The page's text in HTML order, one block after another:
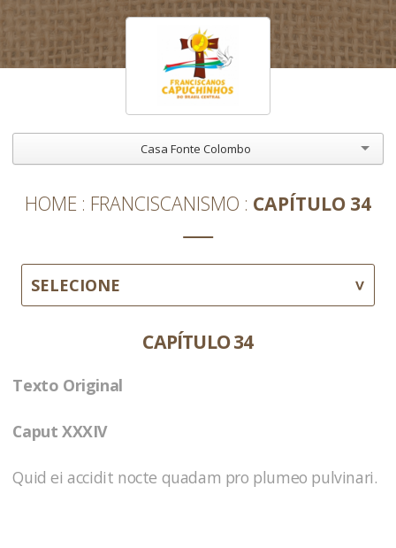
Casa Fonte Colombo
HOME FRANCISCANISMO CAPÍTULO 34
SELECIONE
CAPÍTULO 34
Texto Original
Caput XXXIV
Quid ei accidit nocte quadam pro plumeo pulvinari.